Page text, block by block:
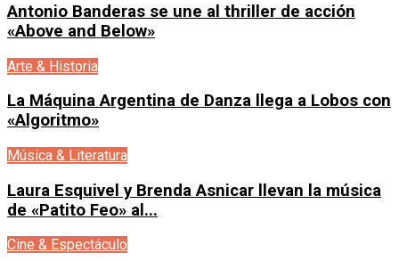
Antonio Banderas se une al thriller de acción
«Above and Below»
Arte & Historia
La Máquina Argentina de Danza llega a Lobos con
«Algoritmo»
Música & Literatura
Laura Esquivel y Brenda Asnicar llevan la música
de «Patito Feo» al...
Cine & Espectáculo